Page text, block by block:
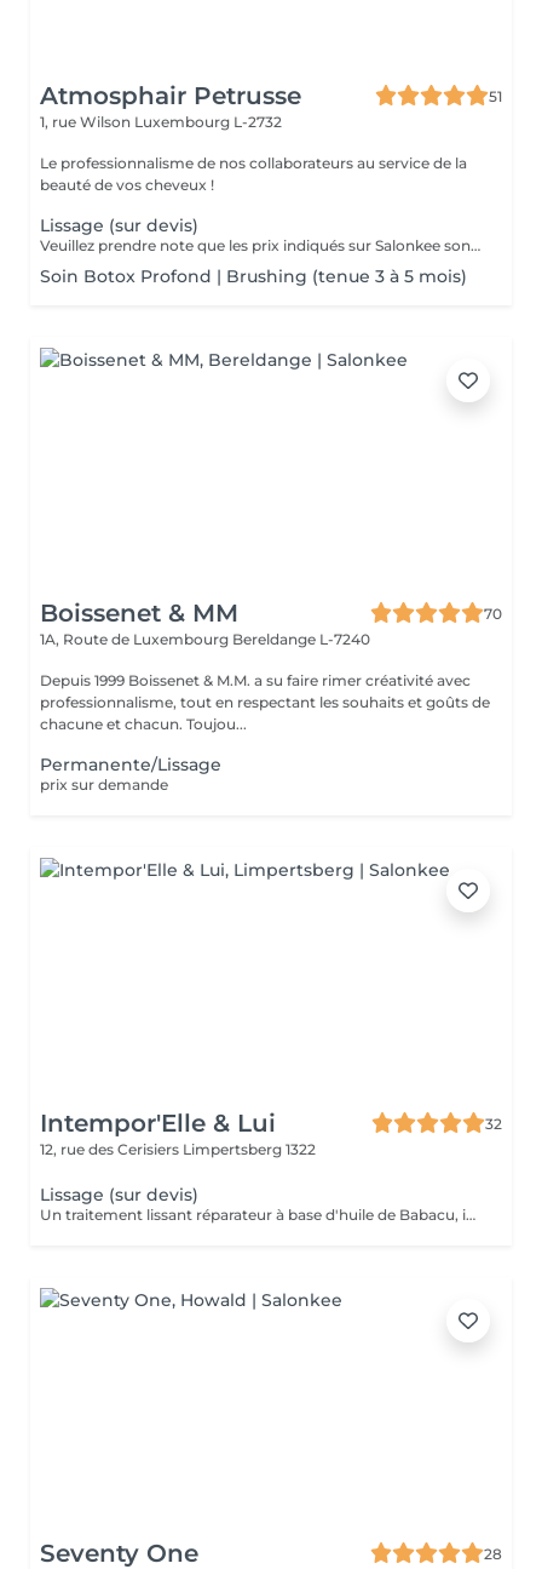
Atmosphair Petrusse
51
1, rue Wilson Luxembourg L-2732
Le professionnalisme de nos collaborateurs au service de la
beauté de vos cheveux !
Lissage (sur devis)
Veuillez prendre note que les prix indiqués sur Salonkee sont communiqués à titre informatif et s'entendent de base. Ces derniers sont susceptibles de varier selon le diagnostic réalisé à votre arrivée au salon et l'expertise du professionnel à qui vous confiez votre beauté. Dans tous les cas, un devis précis vous sera proposé et toutes réalisations de prestations seront effectuées avec votre accord. Un grand merci d'avance pour votre compréhension. Au plaisir de vous recevoir très vite.
Soin Botox Profond | Brushing (tenue 3 à 5 mois)
Boissenet & MM
70
1A, Route de Luxembourg Bereldange L-7240
Depuis 1999 Boissenet & M.M. a su faire rimer créativité avec
professionnalisme, tout en respectant les souhaits et goûts de
chacune et chacun. Toujou...
Permanente/Lissage
prix sur demande
Intempor'Elle & Lui
32
12, rue des Cerisiers Limpertsberg 1322
Lissage (sur devis)
Un traitement lissant réparateur à base d'huile de Babacu, idéal pour discipliner, hydrater et réparer les cheveux. Il réduit le volume, élimine les frisottis et apporte une brillance intense tout en conservant un effet naturel. Parfait pour les cheveux secs, ondulés, frisés ou sensibilisés, qu'ils soient colorés, décolorés ou naturel. Résultat : des cheveux doux, souples et faciles à coiffer pendant 4 à 6 mois. Pour la prise de rendez-vous, nous vous invitons à nous appeler ou nous envoyer un SMS. Veuillez prendre note que les prix indiqués sur Salonkee sont communiqués à titre informatif et s'entendent de base. Ces derniers sont susceptibles de varier selon le diagnostic réalisé à votre arrivée au salon et l'expertise du professionnel à qui vous confiez votre beauté. Dans tous les cas, un devis précis vous sera proposé et toutes réalisations de prestations seront effectuées avec votre accord. Un grand merci d'avance pour votre compréhension. Au plaisir de vous recevoir très vite.
Seventy One
28